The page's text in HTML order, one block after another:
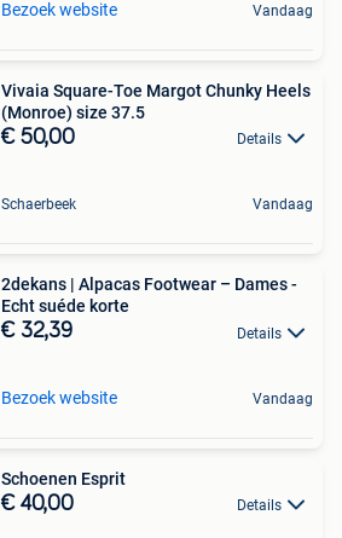
Bezoek website Vandaag
Vivaia Square-Toe Margot Chunky Heels
(Monroe) size 37.5
€ 50,00 Details
Schaerbeek Vandaag
2dekans | Alpacas Footwear – Dames -
Echt suéde korte
€ 32,39 Details
Bezoek website Vandaag
Schoenen Esprit
€ 40,00 Details